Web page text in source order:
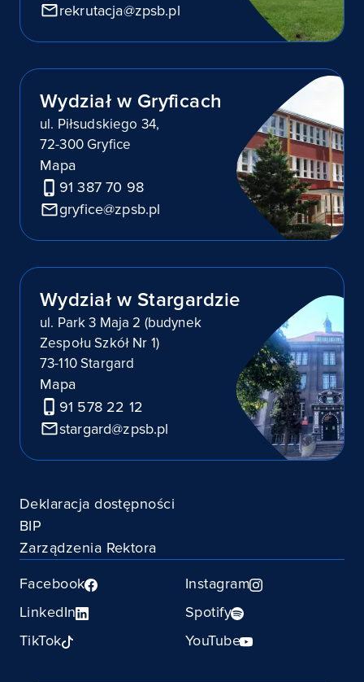
rekrutacja@zpsb.pl
Wydział w Gryficach
ul. Piłsudskiego 34,
72-300 Gryfice
Mapa
91 387 70 98
gryfice@zpsb.pl
Wydział w Stargardzie
ul. Park 3 Maja 2 (budynek
Zespołu Szkół Nr 1)
73-110 Stargard
Mapa
91 578 22 12
stargard@zpsb.pl
Deklaracja dostępności
BIP
Zarządzenia Rektora
Facebook
Instagram
LinkedIn
Spotify
TikTok
YouTube